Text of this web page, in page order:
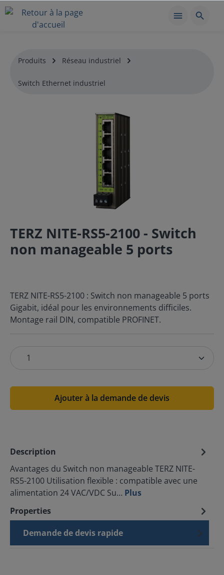
Produits Réseau industriel
Switch Ethernet industriel
TERZ NITE-RS5-2100 - Switch
non manageable 5 ports
TERZ NITE-RS5-2100 : Switch non manageable 5 ports
Gigabit, idéal pour les environnements difficiles.
Montage rail DIN, compatible PROFINET.
Ajouter à la demande de devis
Description
Avantages du Switch non manageable TERZ NITE-
RS5-2100 Utilisation flexible : compatible avec une
alimentation 24 VAC/VDC Su… Plus
Properties
Demande de devis rapide